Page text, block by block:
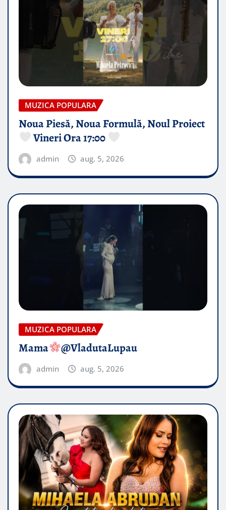
MUZICA POPULARA
Noua Piesă, Noua Formulă, Noul Proiect
Vineri Ora 17:00
admin aug. 5, 2026
MUZICA POPULARA
Mama @VladutaLupau
admin aug. 5, 2026